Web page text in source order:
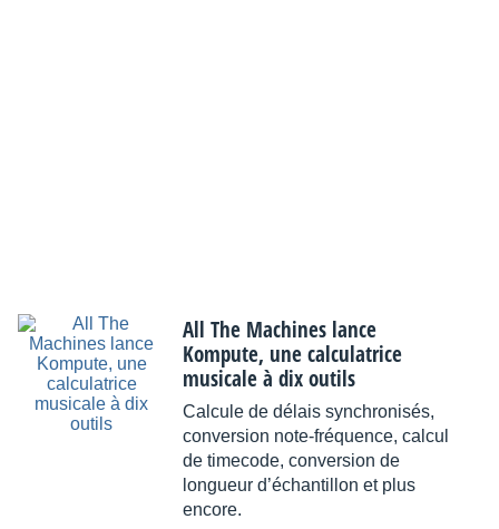
All The Machines lance
Kompute, une calculatrice
musicale à dix outils
Calcule de délais synchronisés,
conversion note-fréquence, calcul
de timecode, conversion de
longueur d’échantillon et plus
encore.